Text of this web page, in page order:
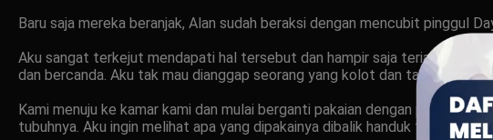
Baru saja mereka beranjak, Alan sudah beraksi dengan mencubit pinggul
Aku sangat terkejut mendapati hal tersebut dan hampir saja teriak marah,
dan bercanda. Aku tak mau dianggap seorang yang kolot dan tak bisa
Kami menuju ke kamar kami dan mulai berganti pakaian dengan pakaian
tubuhnya. Aku ingin melihat apa yang dipakainya dibalik handuk tersebut,